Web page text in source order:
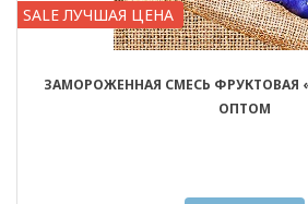
SALE ЛУЧШАЯ ЦЕНА
ЗАМОРОЖЕННАЯ СМЕСЬ ФРУКТОВАЯ
ОПТОМ